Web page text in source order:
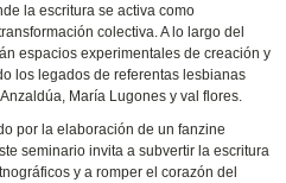
la escritura se activa como
colectiva. A lo largo del
espacios experimentales de creación y
los legados de referentas lesbianas
María Lugones y val flores.
por la elaboración de un fanzine
seminario invita a subvertir la escritura
y a romper el corazón del